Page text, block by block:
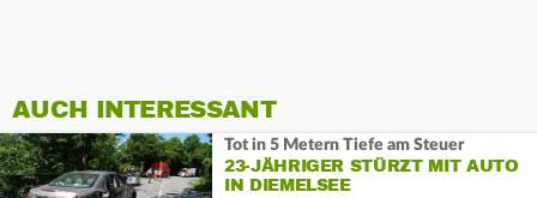
AUCH INTERESSANT
Tot in 5 Metern Tiefe am Steuer
23-JÄHRIGER STÜRZT MIT AUTO
IN DIEMELSEE